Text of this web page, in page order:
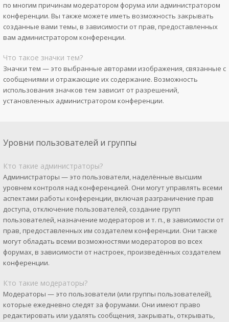
по многим причинам модератором форума или администратором
конференции. Вы также можете иметь возможность закрывать
созданные вами темы, в зависимости от прав, предоставленных
вам администратором конференции.
Что такое значки тем?
Значки тем — это выбранные авторами изображения, связанные с
сообщениями и отражающие их содержание. Возможность
использования значков тем зависит от разрешений,
установленных администратором конференции.
Уровни пользователей и группы
Кто такие администраторы?
Администраторы — это пользователи, наделённые высшим
уровнем контроля над конференцией. Они могут управлять всеми
аспектами работы конференции, включая разграничение прав
доступа, отключение пользователей, создание групп
пользователей, назначение модераторов и т. п., в зависимости от
прав, предоставленных им создателем конференции. Они также
могут обладать всеми возможностями модераторов во всех
форумах, в зависимости от настроек, произведённых создателем
конференции.
Кто такие модераторы?
Модераторы — это пользователи (или группы пользователей),
которые ежедневно следят за форумами. Они имеют право
редактировать или удалять сообщения, закрывать, открывать,